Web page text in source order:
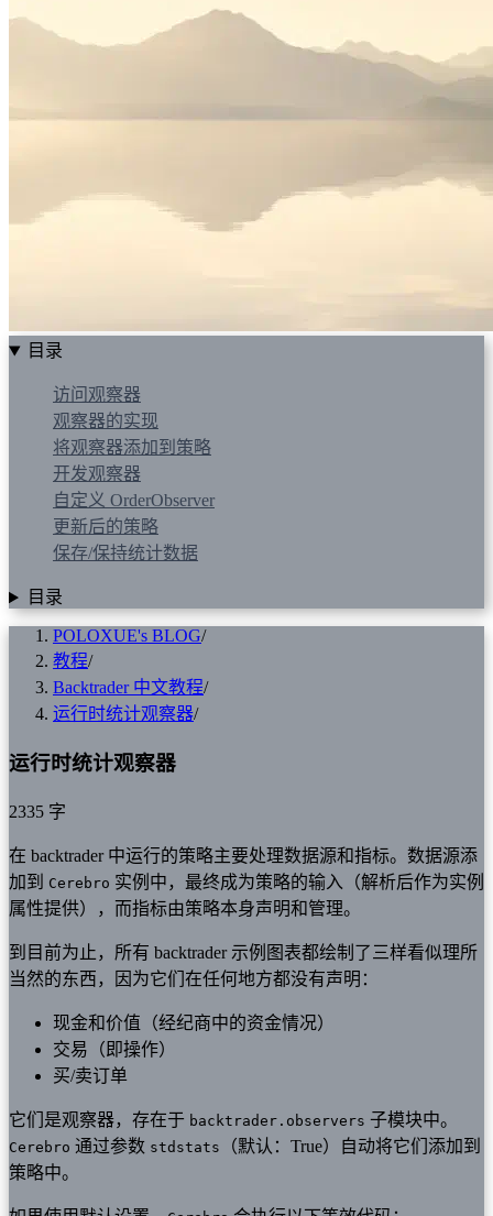
目录
访问观察器
观察器的实现
将观察器添加到策略
开发观察器
自定义 OrderObserver
更新后的策略
保存/保持统计数据
目录
POLOXUE's BLOG/
教程/
Backtrader 中文教程/
运行时统计观察器/
运行时统计观察器
2335 字
在 backtrader 中运行的策略主要处理数据源和指标。数据源添
加到 Cerebro 实例中，最终成为策略的输入（解析后作为实例
属性提供），而指标由策略本身声明和管理。
到目前为止，所有 backtrader 示例图表都绘制了三样看似理所
当然的东西，因为它们在任何地方都没有声明：
现金和价值（经纪商中的资金情况）
交易（即操作）
买/卖订单
它们是观察器，存在于 backtrader.observers 子模块中。
Cerebro 通过参数 stdstats
（默认：True）自动将它们添加到
策略中。